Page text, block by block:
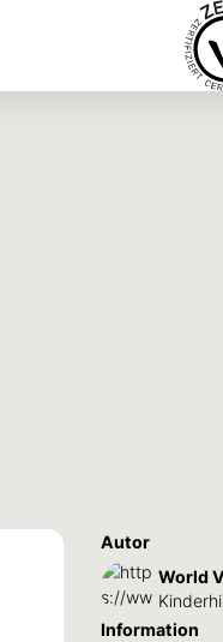
Autor
World
Information